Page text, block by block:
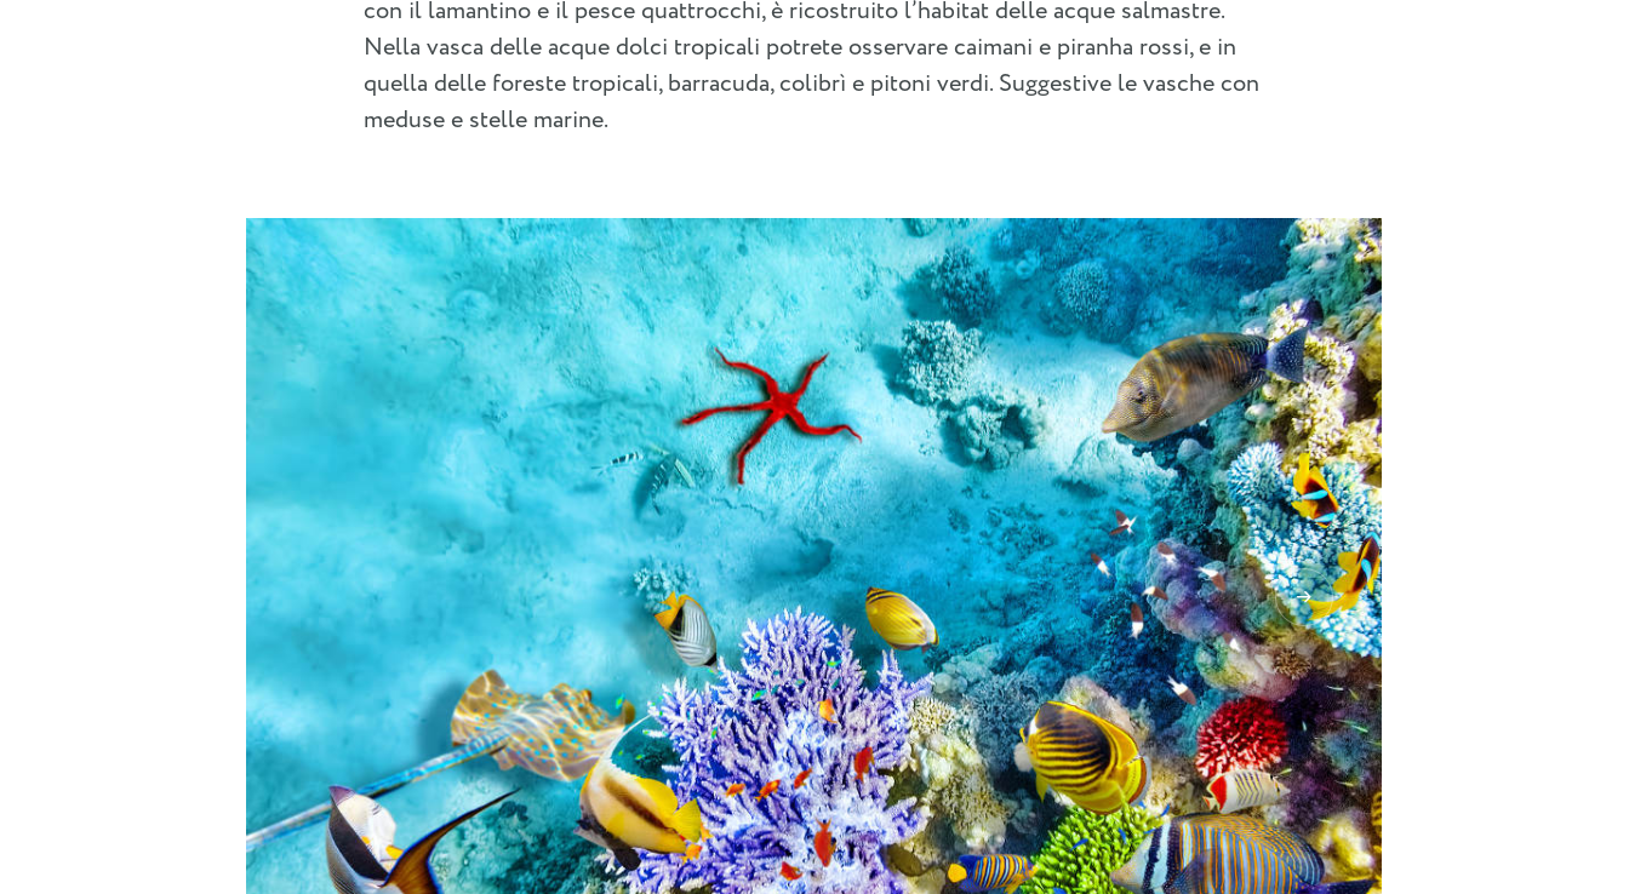
con il lamantino e il pesce quattrocchi, è ricostruito l’habitat delle acque salmastre.
Nella vasca delle acque dolci tropicali potrete osservare caimani e piranha rossi, e in
quella delle foreste tropicali, barracuda, colibrì e pitoni verdi. Suggestive le vasche con
meduse e stelle marine.